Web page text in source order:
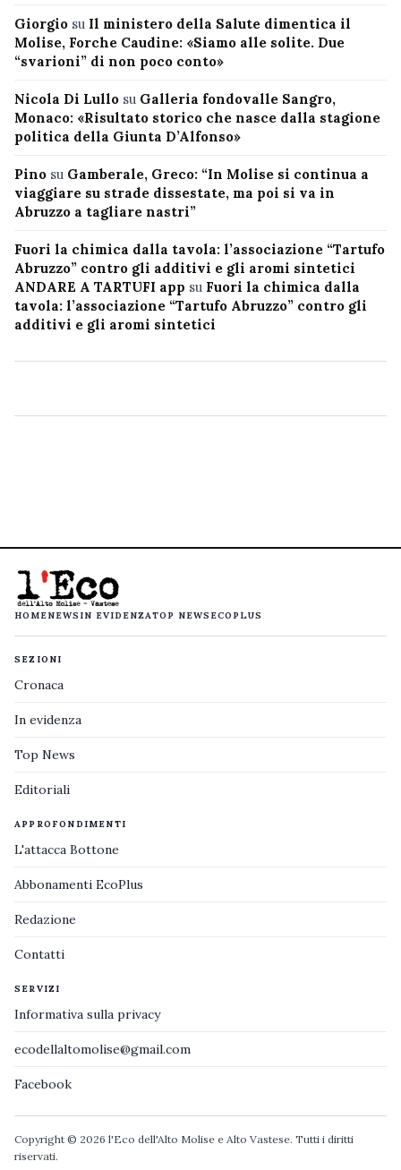
Giorgio su Il ministero della Salute dimentica il
Molise, Forche Caudine: «Siamo alle solite. Due
“svarioni” di non poco conto»
Nicola Di Lullo su Galleria fondovalle Sangro,
Monaco: «Risultato storico che nasce dalla stagione
politica della Giunta D’Alfonso»
Pino su Gamberale, Greco: “In Molise si continua a
viaggiare su strade dissestate, ma poi si va in
Abruzzo a tagliare nastri”
Fuori la chimica dalla tavola: l’associazione “Tartufo
Abruzzo” contro gli additivi e gli aromi sintetici
ANDARE A TARTUFI app su Fuori la chimica dalla
tavola: l’associazione “Tartufo Abruzzo” contro gli
additivi e gli aromi sintetici
HOMENEWS IN EVIDENZATOP NEWS ECOPLUS
SEZIONI
Cronaca
In evidenza
Top News
Editoriali
APPROFONDIMENTI
L'attacca Bottone
Abbonamenti EcoPlus
Redazione
Contatti
SERVIZI
Informativa sulla privacy
ecodellaltomolise@gmail.com
Facebook
Copyright © 2026 l'Eco dell'Alto Molise e Alto Vastese. Tutti i diritti
riservati.